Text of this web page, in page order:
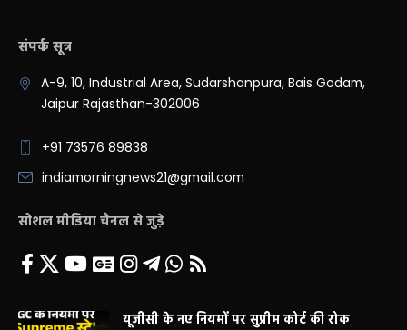
संपर्क सूत्र
A-9, 10, Industrial Area, Sudarshanpura, Bais Godam,
Jaipur Rajasthan-302006
+91 73576 89838
indiamorningnews21@gmail.com
सोशल मीडिया चैनल से जुड़े
यूजीसी के नए नियमों पर सुप्रीम कोर्ट की रोक